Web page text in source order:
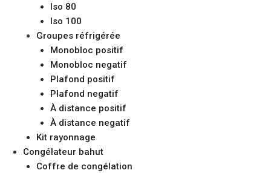
Iso 80
Iso 100
Groupes réfrigérée
Monobloc positif
Monobloc negatif
Plafond positif
Plafond negatif
À distance positif
À distance negatif
Kit rayonnage
Congélateur bahut
Coffre de congélation